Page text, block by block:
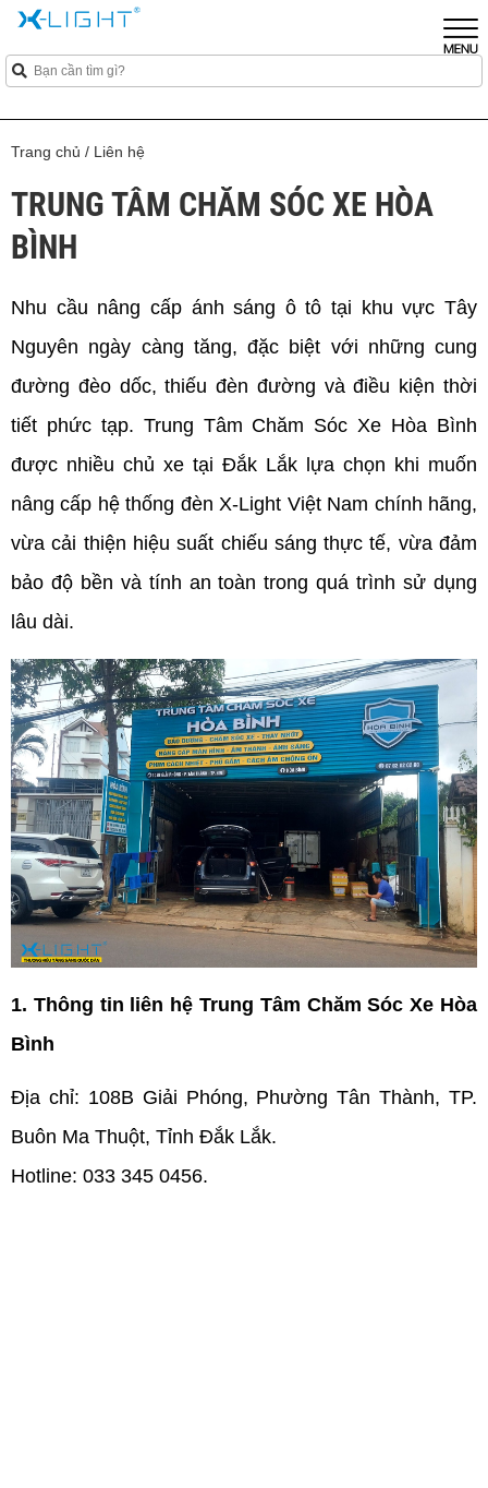
Trang chủ / Liên hệ
TRUNG TÂM CHĂM SÓC XE HÒA
BÌNH
Nhu cầu nâng cấp ánh sáng ô tô tại khu vực Tây
Nguyên ngày càng tăng, đặc biệt với những cung
đường đèo dốc, thiếu đèn đường và điều kiện thời
tiết phức tạp. Trung Tâm Chăm Sóc Xe Hòa Bình
được nhiều chủ xe tại Đắk Lắk lựa chọn khi muốn
nâng cấp hệ thống đèn X-Light Việt Nam chính hãng,
vừa cải thiện hiệu suất chiếu sáng thực tế, vừa đảm
bảo độ bền và tính an toàn trong quá trình sử dụng
lâu dài.
1. Thông tin liên hệ Trung Tâm Chăm Sóc Xe Hòa
Bình
Địa chỉ: 108B Giải Phóng, Phường Tân Thành, TP.
Buôn Ma Thuột, Tỉnh Đắk Lắk.
Hotline: 033 345 0456.